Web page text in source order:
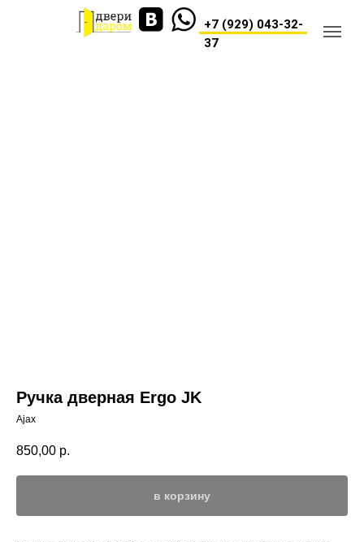
+7 (929) 043-32-
37
Ручка дверная Ergo JK
Ajax
850,00 р.
в корзину